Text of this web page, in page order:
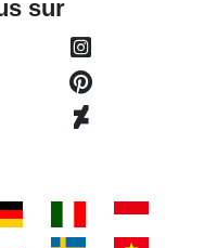
sur